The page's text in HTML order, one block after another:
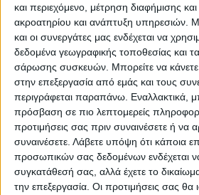
και περιεχόμενο, μέτρηση διαφήμισης
ακροατηρίου και ανάπτυξη υπηρεσιών.
και οι συνεργάτες μας ενδέχεται να
δεδομένα γεωγραφικής τοποθεσίας και
σάρωσης συσκευών. Μπορείτε να κάνετε
στην επεξεργασία από εμάς και τους
περιγράφεται παραπάνω. Εναλλακτικά,
πρόσβαση σε πιο λεπτομερείς
προτιμήσεις σας πριν συναινέσετε ή να
συναινέσετε. Λάβετε υπόψη ότι κάποια
προσωπικών σας δεδομένων ενδέχεται
συγκατάθεσή σας, αλλά έχετε το
την επεξεργασία. Οι προτιμήσεις σας θα
επρόκειτο για την κ.
τρόφιμο του Γηροκομείου
οποία μεταφέρθηκε για
Νοσοκομείο Κέρκυρας .
νοσηλείας η 102χρονη
στο Γηροκομείο.